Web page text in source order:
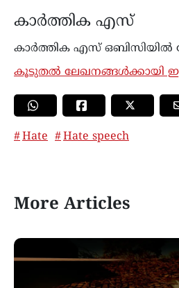
കാർത്തിക എസ്
കാര്‍ത്തിക എസ് ഒബിസിയിൽ
കൂടുതൽ ലേഖനങ്ങൾക്കായി
Hate Hate speech
More Articles